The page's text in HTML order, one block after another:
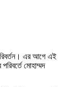
এর আগে এই
মোহাম্মদ